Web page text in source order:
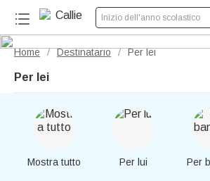
Inizio dell'anno scolastico
Home / Destinatario / Per lei
Per lei
Mostra tutto Per lui Per